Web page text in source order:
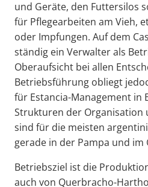
und Geräte, den Futtersilos
für Pflegearbeiten am Vieh,
oder Impfungen. Auf dem
ständig ein Verwalter als
Oberaufsicht bei allen
Betriebsführung obliegt
für Estancia-Management in
Strukturen der Organisation
sind für die meisten
gerade in der Pampa und im
Betriebsziel ist die
auch von Querbracho-